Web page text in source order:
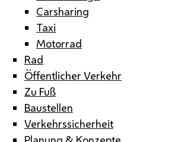
Carsharing
Taxi
Motorrad
Rad
Öffentlicher Verkehr
Zu Fuß
Baustellen
Verkehrssicherheit